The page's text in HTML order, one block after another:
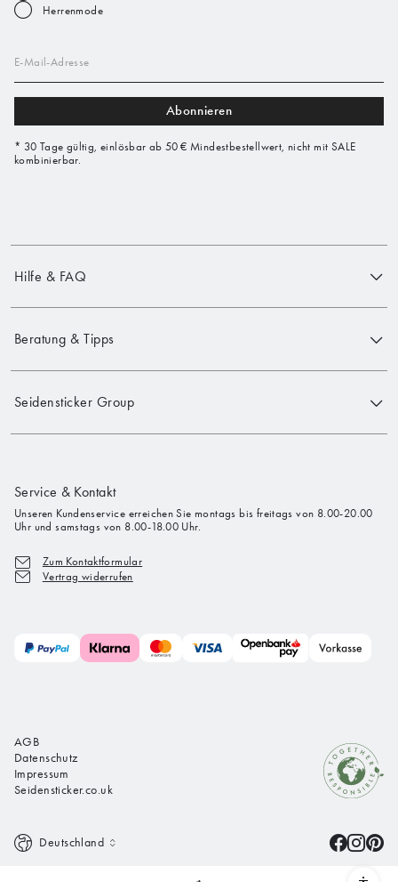
Herrenmode
E-Mail-Adresse
Abonnieren
* 30 Tage gültig, einlösbar ab 50 € Mindestbestellwert, nicht mit SALE
kombinierbar.
Hilfe & FAQ
Beratung & Tipps
Seidensticker Group
Service & Kontakt
Unseren Kundenservice erreichen Sie montags bis freitags von 8.00-20.00
Uhr und samstags von 8.00-18.00 Uhr.
Zum Kontaktformular
Vertrag widerrufen
AGB
Datenschutz
Impressum
Seidensticker.co.uk
Deutschland